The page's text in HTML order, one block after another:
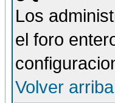
Los
el foro
Volver arriba